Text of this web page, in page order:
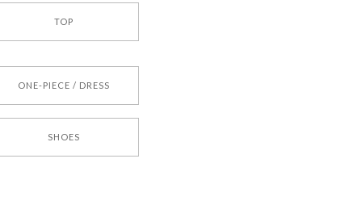
[TENSE DANCE] Wool stripe backpack_black 正規品 韓国ブランド 韓国通販 韓国代行 韓国ファッション 日本 テンスダンス
TOP
ONE-PIECE / DRESS
SHOES